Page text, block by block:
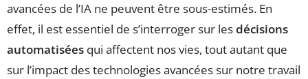
avancées de l’IA ne peuvent être sous-estimés. En
effet, il est essentiel de s’interroger sur lesdécisions
automatisées qui affectent nos vies, tout autant que
sur l’impact des technologies avancées sur notre travail